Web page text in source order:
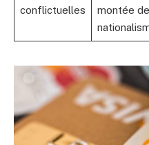
conflictuelles
montée